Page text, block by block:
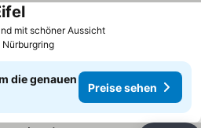
mit schöner Aussicht
Nürburgring
die genauen
Preise sehen